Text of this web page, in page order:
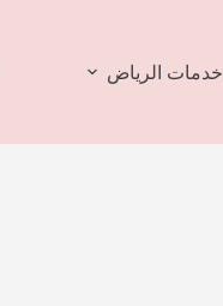
خدمات الرياض